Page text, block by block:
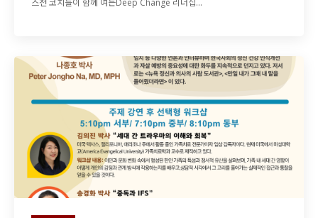
스천 코치들이 함께 여는Deep Change 리더십…